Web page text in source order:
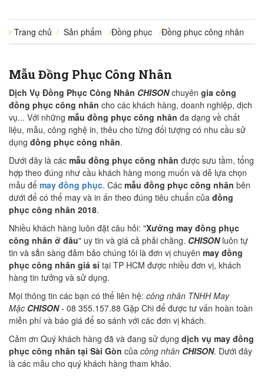
Trang chủ / Sản phẩm /Đồng phục /Đồng phục công nhân
Mẫu Đồng Phục Công Nhân
Dịch Vụ Đồng Phục Công Nhân CHISONchuyên gia công
đồng phục công nhân cho các khách hàng, doanh nghiệp, dịch
vụ... Với những mẫu đồng phục công nhân đa dạng về chất
liệu, mẫu, công nghệ in, thêu cho từng đối tượng có nhu cầu sử
dụng đồng phục công nhân.
Dưới đây là các mẫu đồng phục công nhân được sưu tầm, tổng
hợp theo đúng như cầu khách hàng mong muốn và dễ lựa chọn
mẫu để may đồng phục. Các mẫu đồng phục công nhân bên
dưới để có thể may và in ấn theo đúng tiêu chuẩn của đồng
phục công nhân 2018.
Nhiều khách hàng luôn đặt câu hỏi: "Xưởng may đồng phục
công nhân ở đâu" uy tin và giá cả phải chăng. CHISON luôn tự
tin và sẳn sàng đảm bảo chúng tôi là đơn vị chuyên may đồng
phục công nhân giá sỉ tại TP HCM được nhiều đơn vị, khách
hàng tin tưởng và sử dụng.
Mọi thông tin các bạn có thể liên hệ: công nhân TNHH May
Mặc CHISON - 08 355.157.88 Gặp Chi để được tư vấn hoàn toàn
miễn phí và báo giá để so sánh với các đơn vị khách.
Cảm ơn Quý khách hàng đã và đang sử dụng dịch vụ may đồng
phục công nhân tại Sài Gòn của công nhân CHISON. Dưới đây
là các mẫu cho quý khách hàng tham khảo.